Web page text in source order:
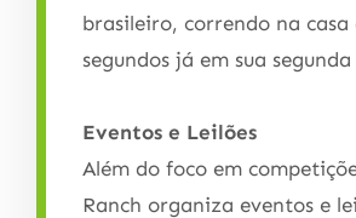
brasileiro, correndo na casa
segundos já em sua
Eventos e Leilões
Além do foco em
Ranch organiza eventos e